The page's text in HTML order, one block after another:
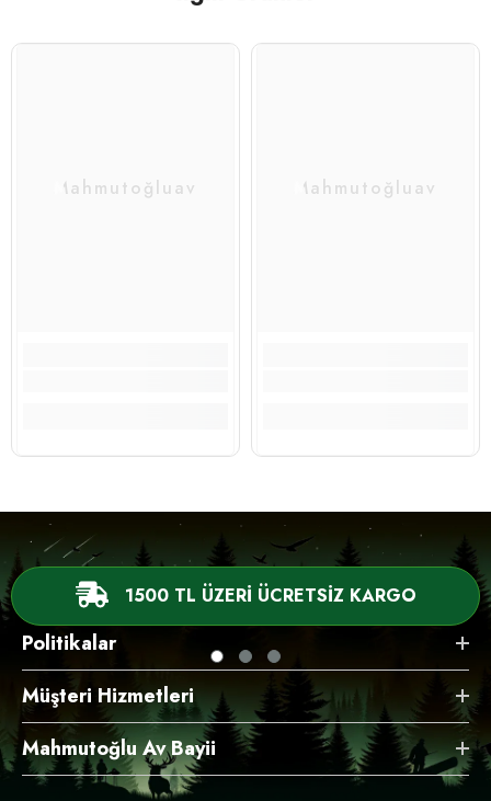
Mahmutoğluav Mahmutoğluav
1500 TL ÜZERİ ÜCRETSİZ KARGO
Politikalar
Müşteri Hizmetleri
Mahmutoğlu Av Bayii